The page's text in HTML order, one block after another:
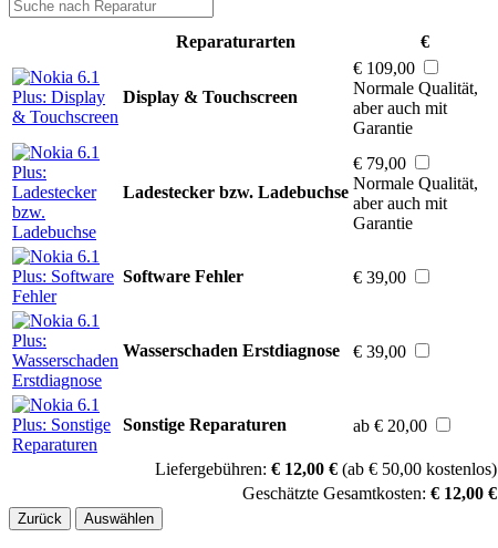
Reparaturarten €
Display & Touchscreen
€ 109,00
Normale Qualität,
aber auch mit
Garantie
Ladestecker bzw. Ladebuchse
€ 79,00
Normale Qualität,
aber auch mit
Garantie
Software Fehler € 39,00
Wasserschaden Erstdiagnose € 39,00
Sonstige Reparaturen ab € 20,00
Liefergebühren: € 12,00 € (ab € 50,00 kostenlos)
Geschätzte Gesamtkosten: € 12,00 €
Zurück Auswählen